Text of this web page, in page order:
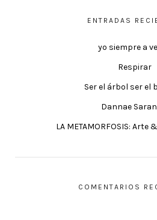
ENTRADAS
yo siempre a
Respirar
Ser el árbol ser el
Dannae
LA METAMORFOSIS:
COMENTARIOS